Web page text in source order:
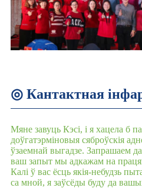
◎ Кантактная
Мяне завуць Кэсі, і я хацела б
доўгатэрміновыя сяброўскія
ўзаемнай выгадзе. Запрашаем
ваш запыт мы адкажам на
Калі ў вас ёсць якія-небудзь
са мной, я заўсёды буду да